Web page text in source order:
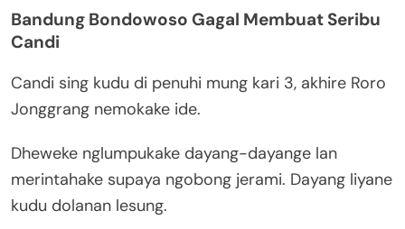
Bandung Bondowoso Gagal Membuat Seribu
Candi
Candi sing kudu di penuhi mung kari 3, akhire Roro
Jonggrang nemokake ide.
Dheweke nglumpukake dayang-dayange lan
merintahake supaya ngobong jerami. Dayang liyane
kudu dolanan lesung.